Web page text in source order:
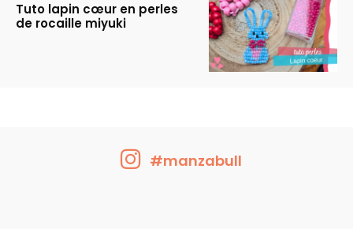
Tuto lapin cœur en perles
de rocaille miyuki
#manzabull